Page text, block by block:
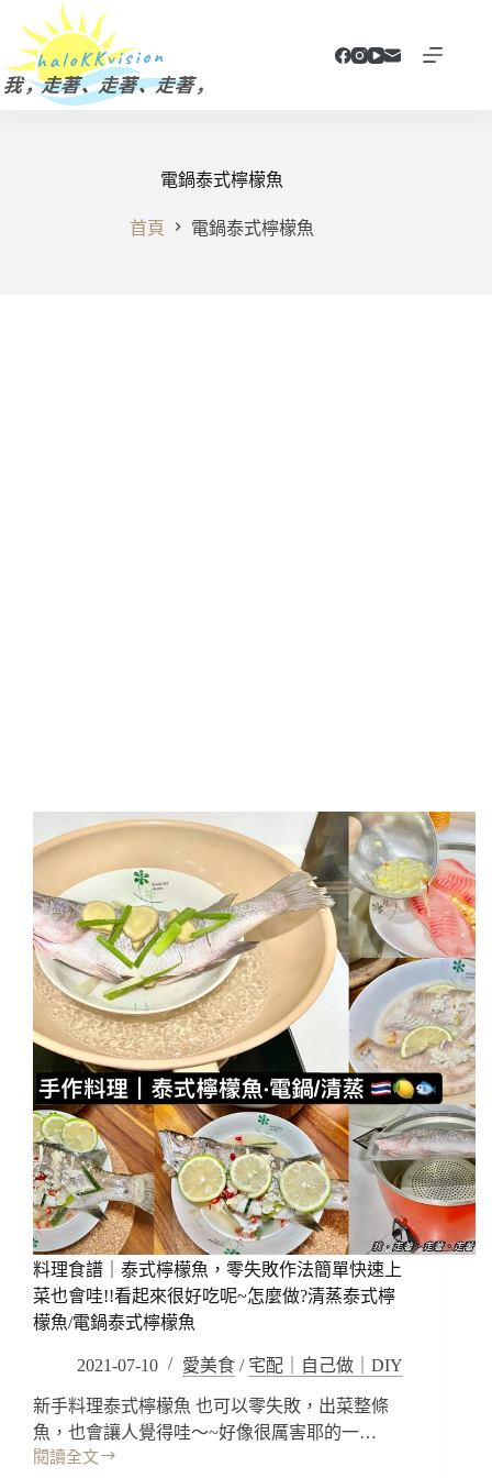
主
要
電鍋泰式檸檬魚
首頁 電鍋泰式檸檬魚
料理食譜｜泰式檸檬魚，零失敗作法簡單快速上
菜也會哇!!看起來很好吃呢~怎麼做?清蒸泰式檸
檬魚/電鍋泰式檸檬魚
2021-07-10 愛美食 / 宅配｜自己做｜DIY
新手料理泰式檸檬魚 也可以零失敗，出菜整條
魚，也會讓人覺得哇～~好像很厲害耶的一…
閱讀全文
料